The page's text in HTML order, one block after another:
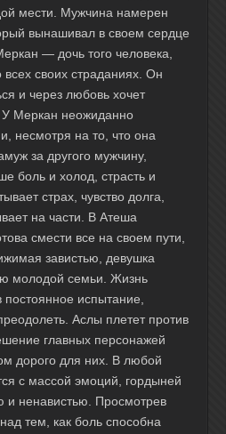
мести. Мужчина намерен
вынашивал в своем сердце
— дочь того человека,
всех своих страданиях. Он
и через любовь хочет
У Меркан неожиданно
несмотря на то, что она
за другого мужчину,
боль и холод, страсть и
страх, чувство долга,
на части. В Атеша
смести все на своем пути,
завистью, девушка
молодой семьи. Жизнь
испытание,
Аслы плетет против
главных персонажей
дорого для них. В любой
с массой эмоций, гордыней
ненавистью. Просмотрев
тем, как боль способна